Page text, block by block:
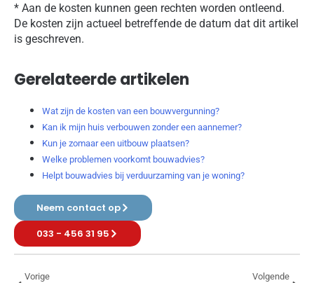
* Aan de kosten kunnen geen rechten worden ontleend.
De kosten zijn actueel betreffende de datum dat dit artikel
is geschreven.
Gerelateerde artikelen
Wat zijn de kosten van een bouwvergunning?
Kan ik mijn huis verbouwen zonder een aannemer?
Kun je zomaar een uitbouw plaatsen?
Welke problemen voorkomt bouwadvies?
Helpt bouwadvies bij verduurzaming van je woning?
Neem contact op
033 - 456 31 95
Vorige Volgende